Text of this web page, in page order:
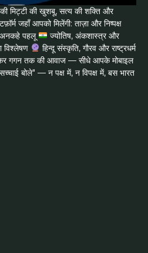
की खुशबू, सत्य की शक्ति और
जहाँ आपको मिलेंगी: ताज़ा और निष्पक्ष
पहलू
ज्योतिष, अंकशास्त्र और
विश्लेषण
हिन्दू संस्कृति, गौरव और राष्ट्रधर्म
गगन तक की आवाज — सीधे आपके मोबाइल
सच्चाई बोले" — न पक्ष में, न विपक्ष में, बस भारत